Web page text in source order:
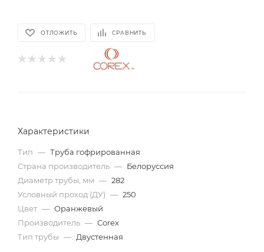
ОТЛОЖИТЬ СРАВНИТЬ
Характеристики
Тип — Труба гофрированная
Страна производитель — Белоруссия
Диаметр трубы, мм — 282
Условный проход (ДУ) — 250
Цвет — Оранжевый
Производитель — Corex
Тип трубы — Двустенная